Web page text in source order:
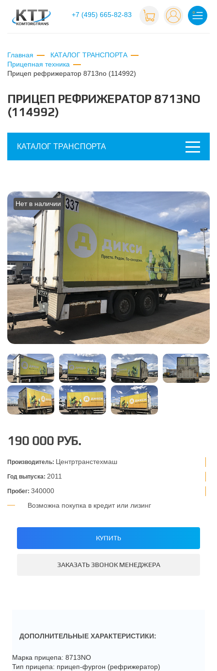
+7 (495) 665-82-83
Главная
КАТАЛОГ ТРАНСПОРТА
Прицепная техника
прицеп рефрижератор 8713no (114992)
ПРИЦЕП РЕФРИЖЕРАТОР 8713NO
(114992)
КАТАЛОГ ТРАНСПОРТА
Нет в наличии
190 000 РУБ.
Производитель: Центртранстехмаш
Год выпуска: 2011
Пробег: 340000
Возможна покупка в кредит или лизинг
КУПИТЬ
ЗАКАЗАТЬ ЗВОНОК МЕНЕДЖЕРА
ДОПОЛНИТЕЛЬНЫЕ ХАРАКТЕРИСТИКИ:
Марка прицепа: 8713NO
Тип прицепа: прицеп-фургон (рефрижератор)